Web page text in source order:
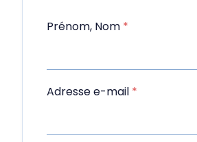
Prénom, Nom *
Adresse e-mail *